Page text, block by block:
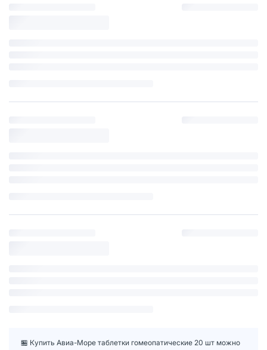
🏪 Купить Авиа-Море таблетки гомеопатические 20 шт можно